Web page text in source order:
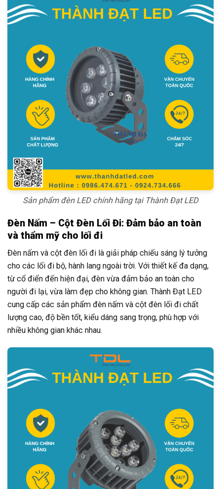
Sản phẩm đèn LED chính hãng tại Thành Đạt LED
Đèn Nấm – Cột Đèn Lối Đi: Đảm bảo an toàn
và thẩm mỹ cho lối đi
Đèn nấm và cột đèn lối đi là giải pháp chiếu sáng lý tưởng
cho các lối đi bộ, hành lang ngoài trời. Với thiết kế đa dạng,
từ cổ điển đến hiện đại, đèn vừa đảm bảo an toàn cho
người đi lại, vừa làm đẹp cho không gian. Thành Đạt LED
cung cấp các sản phẩm đèn nấm và cột đèn lối đi chất
lượng cao, độ bền tốt, kiểu dáng sang trọng, phù hợp với
nhiều không gian khác nhau.